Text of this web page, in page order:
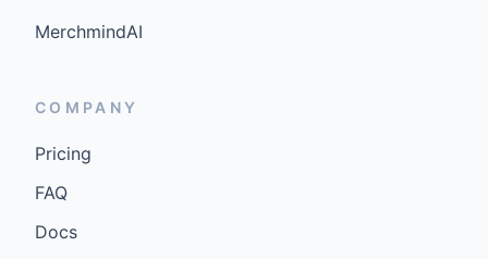
MerchmindAI
COMPANY
Pricing
FAQ
Docs